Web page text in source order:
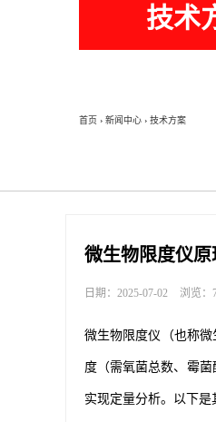
技术
首页 › 新闻中心 › 技术方案
微生物限度仪
日期：2025-07-02 浏览：
微生物限度仪（也称
度（需氧菌总数、霉
实现定量分析。以下是